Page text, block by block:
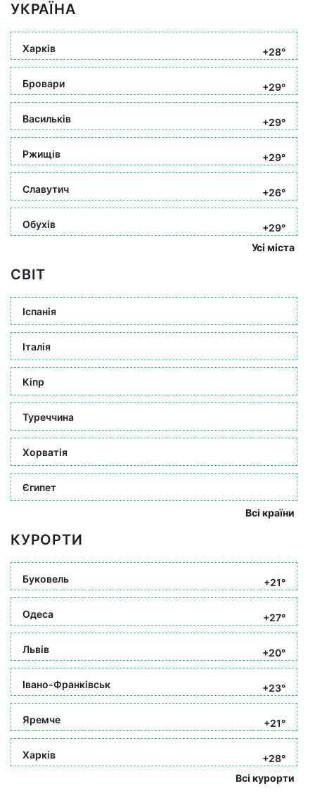
УКРАЇНА
Харків +28°
Бровари +29°
Васильків +29°
Ржищів +29°
Славутич +26°
Обухів
+29°
Усі міста
СВІТ
Іспанія
Італія
Кіпр
Туреччина
Хорватія
Єгипет
Всі країни
КУРОРТИ
Буковель +21°
Одеса +27°
Львів +20°
Івано-Франківськ +23°
Яремче +21°
Харків
+28°
Всі курорти